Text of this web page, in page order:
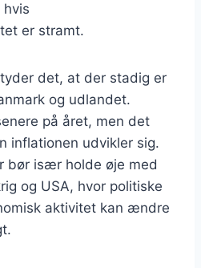
er stramt.
det, at der stadig er
og udlandet.
på året, men det
inflationen udvikler sig.
bør især holde øje med
og USA, hvor politiske
aktivitet kan ændre